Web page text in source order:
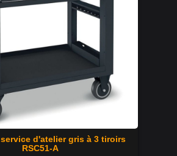
d'atelier gris à 3 tiroirs
RSC51-A